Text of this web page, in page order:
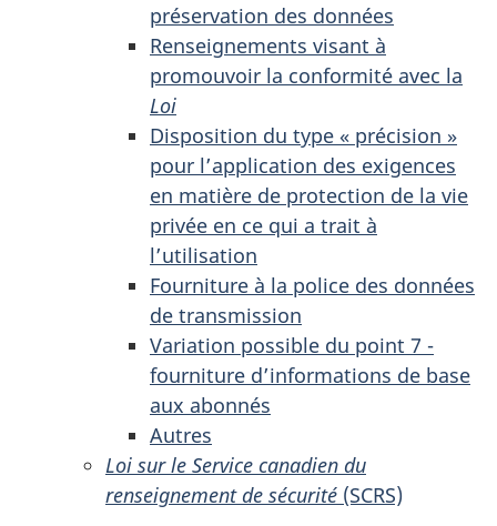
préservation des données
Renseignements visant à
promouvoir la conformité avec la
Loi
Disposition du type « précision »
pour l’application des exigences
en matière de protection de la vie
privée en ce qui a trait à
l’utilisation
Fourniture à la police des données
de transmission
Variation possible du point 7 -
fourniture d’informations de base
aux abonnés
Autres
Loi sur le Service canadien du
renseignement de sécurité (SCRS)